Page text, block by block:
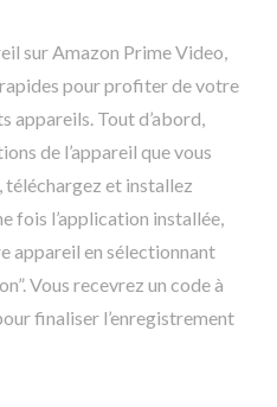
sur Amazon Prime Video,
pour profiter de votre
Tout d’abord,
de l’appareil que vous
téléchargez et installez
fois l’application installée,
appareil en sélectionnant
Vous recevrez un code à
finaliser l’enregistrement